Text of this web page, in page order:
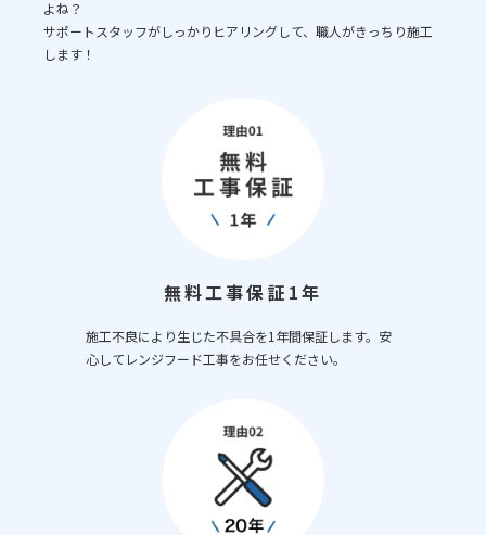
よね？
サポートスタッフがしっかりヒアリングして、職人がきっちり施工
します！
無料工事保証1年
施工不良により生じた不具合を1年間保証します。安
心してレンジフード工事をお任せください。